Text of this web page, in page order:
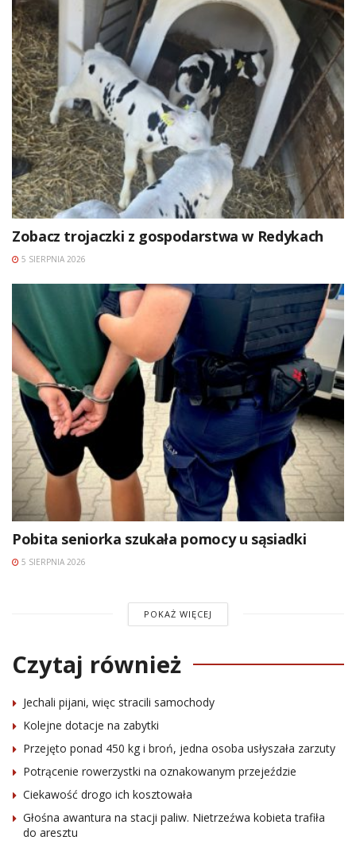
Zobacz trojaczki z gospodarstwa w Redykach
5 SIERPNIA 2026
Pobita seniorka szukała pomocy u sąsiadki
5 SIERPNIA 2026
POKAŻ WIĘCEJ
Czytaj również
Jechali pijani, więc stracili samochody
Kolejne dotacje na zabytki
Przejęto ponad 450 kg i broń, jedna osoba usłyszała zarzuty
Potrącenie rowerzystki na oznakowanym przejeździe
Ciekawość drogo ich kosztowała
Głośna awantura na stacji paliw. Nietrzeźwa kobieta trafiła
do aresztu